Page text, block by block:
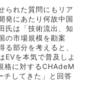
られた質問にもリア
発にあたり何故中国
氏は「技術流出、知
の市場規模を勘案
る部分を考えると、
EVを本気で普及しよ
格に対するCHAdeM
チしてきた」と回答